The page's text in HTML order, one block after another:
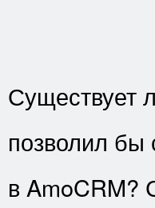
Существует
позволил бы
в AmoCRM?